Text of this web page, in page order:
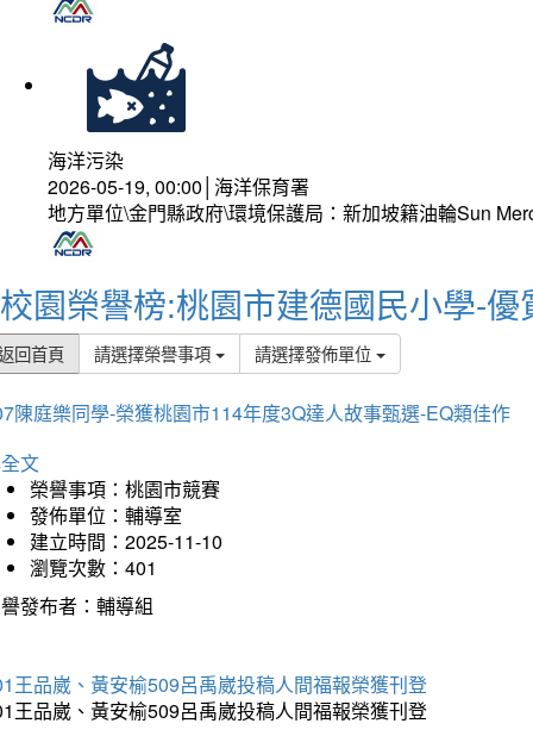
海洋污染
2026-05-19, 00:00│海洋保育署
地方單位\金門縣政府\環境保護局：新加坡籍油輪Sun
校園榮譽榜:桃園市建德國民小學-優
回首頁 請選擇榮譽事項 請選擇發佈單位
陳庭樂同學-榮獲桃園市114年度3Q達人故事甄選-EQ類佳作
文
榮譽事項：桃園市競賽
發佈單位：輔導室
建立時間：2025-11-10
瀏覽次數：401
發布者：輔導組
王品崴、黃安榆509呂禹崴投稿人間福報榮獲刊登
王品崴、黃安榆509呂禹崴投稿人間福報榮獲刊登